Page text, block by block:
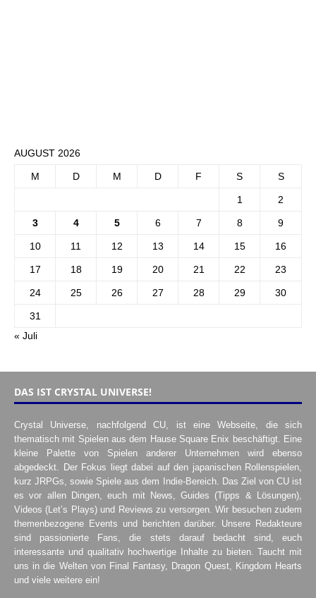
AUGUST 2026
M D M D F S S
1 2
3 4 5 6 7 8 9
10 11 12 13 14 15 16
17 18 19 20 21 22 23
24 25 26 27 28 29 30
31
« Juli
DAS IST CRYSTAL UNIVERSE!
Crystal Universe, nachfolgend CU, ist eine Webseite, die sich
thematisch mit Spielen aus dem Hause Square Enix beschäftigt. Eine
kleine Palette von Spielen anderer Unternehmen wird ebenso
abgedeckt. Der Fokus liegt dabei auf den japanischen Rollenspielen,
kurz JRPGs, sowie Spiele aus dem Indie-Bereich. Das Ziel von CU ist
es vor allen Dingen, euch mit News, Guides (Tipps & Lösungen),
Videos (Let’s Plays) und Reviews zu versorgen. Wir besuchen zudem
themenbezogene Events und berichten darüber. Unsere Redakteure
sind passionierte Fans, die stets darauf bedacht sind, euch
interessante und qualitativ hochwertige Inhalte zu bieten. Taucht mit
uns in die Welten von Final Fantasy, Dragon Quest, Kingdom Hearts
und viele weitere ein!